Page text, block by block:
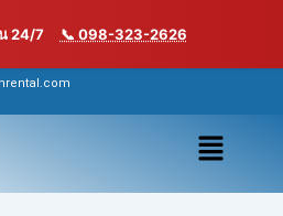
24/7 📞 098-323-2626
เมนู